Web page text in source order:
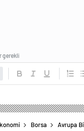
gerekli
Borsa Avrupa